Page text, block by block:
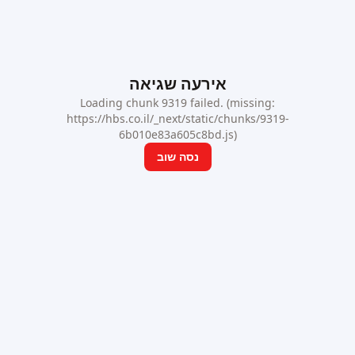
אירעה שגיאה
Loading chunk 9319 failed. (missing:
https://hbs.co.il/_next/static/chunks/9319-
6b010e83a605c8bd.js)